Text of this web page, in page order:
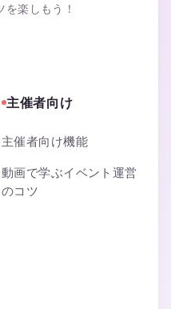
楽しもう！
主催者向け
主催者向け機能
動画で学ぶイベント運営
のコツ